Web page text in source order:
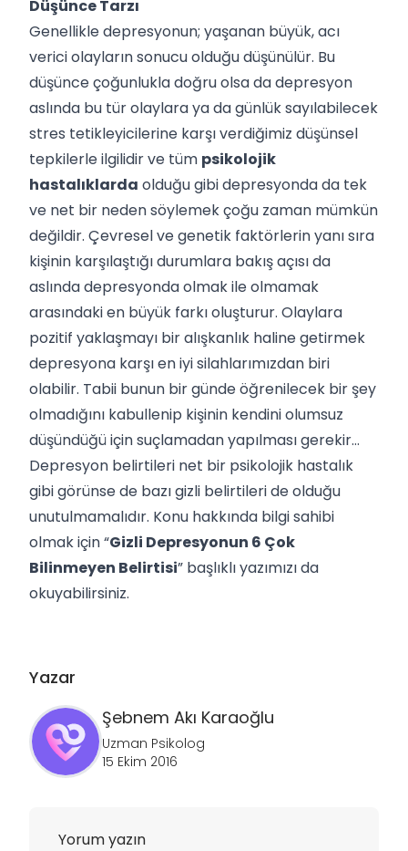
Düşünce Tarzı
Genellikle depresyonun; yaşanan büyük, acı
verici olayların sonucu olduğu düşünülür. Bu
düşünce çoğunlukla doğru olsa da depresyon
aslında bu tür olaylara ya da günlük sayılabilecek
stres tetikleyicilerine karşı verdiğimiz düşünsel
tepkilerle ilgilidir ve tüm psikolojik
hastalıklarda olduğu gibi depresyonda da tek
ve net bir neden söylemek çoğu zaman mümkün
değildir. Çevresel ve genetik faktörlerin yanı sıra
kişinin karşılaştığı durumlara bakış açısı da
aslında depresyonda olmak ile olmamak
arasındaki en büyük farkı oluşturur. Olaylara
pozitif yaklaşmayı bir alışkanlık haline getirmek
depresyona karşı en iyi silahlarımızdan biri
olabilir. Tabii bunun bir günde öğrenilecek bir şey
olmadığını kabullenip kişinin kendini olumsuz
düşündüğü için suçlamadan yapılması gerekir…
Depresyon belirtileri net bir psikolojik hastalık
gibi görünse de bazı gizli belirtileri de olduğu
unutulmamalıdır. Konu hakkında bilgi sahibi
olmak için “Gizli Depresyonun 6 Çok
Bilinmeyen Belirtisi” başlıklı yazımızı da
okuyabilirsiniz.
Yazar
Şebnem Akı Karaoğlu
Uzman Psikolog
15 Ekim 2016
Yorum yazın